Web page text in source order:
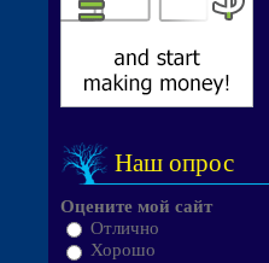
Наш опрос
Оцените мой сайт
Отлично
Хорошо